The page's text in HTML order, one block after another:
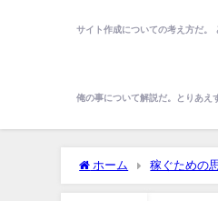
サイト作成についての考え方だ。
俺の事について解説だ。とりあえ
ホーム 稼ぐための